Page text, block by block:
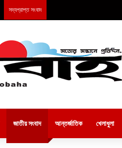
সদ্যপ্রাপ্ত সংবাদ
জাতীয় সংবাদ আন্তর্জাতিক খেলাধুলা